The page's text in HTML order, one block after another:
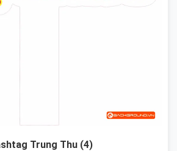
Trung Thu (4)